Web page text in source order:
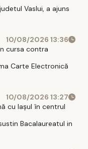
Vaslui, a ajuns
10/08/2026 13:36
cursa contra
Carte Electronică
10/08/2026 13:27
cu Iașul în centrul
Bacalaureatul in